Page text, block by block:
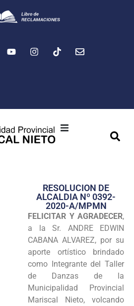
Transparencia
Seguridad
Programas
Intranet
RESOLUCION DE
ALCALDIA Nº 0392-
2020-A/MPMN
FELICITAR Y AGRADECER,
a la Sr. ANDRE EDWIN
CABANA ALVAREZ, por su
aporte ortístico brindado
como Integrante del Taller
de Danzas de la
Municipalidad Provincial
Mariscal Nieto, volcando